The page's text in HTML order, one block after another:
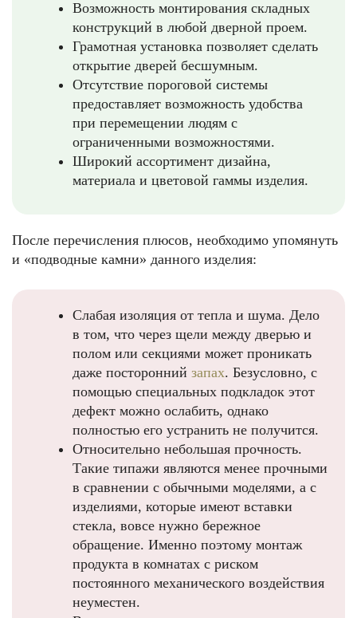
Возможность монтирования складных
конструкций в любой дверной проем.
Грамотная установка позволяет сделать
открытие дверей бесшумным.
Отсутствие пороговой системы
предоставляет возможность удобства
при перемещении людям с
ограниченными возможностями.
Широкий ассортимент дизайна,
материала и цветовой гаммы изделия.
После перечисления плюсов, необходимо упомянуть
и «подводные камни» данного изделия:
Слабая изоляция от тепла и шума. Дело
в том, что через щели между дверью и
полом или секциями может проникать
даже посторонний запах. Безусловно, с
помощью специальных подкладок этот
дефект можно ослабить, однако
полностью его устранить не получится.
Относительно небольшая прочность.
Такие типажи являются менее прочными
в сравнении с обычными моделями, а с
изделиями, которые имеют вставки
стекла, вовсе нужно бережное
обращение. Именно поэтому монтаж
продукта в комнатах с риском
постоянного механического воздействия
неуместен.